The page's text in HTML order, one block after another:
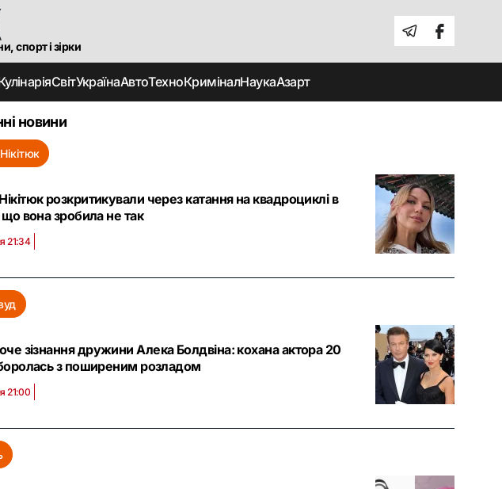
спорт і зірки
СвітУкраїнаАвтоТехноКриміналНаукаАзарт
новини
розкритикували через катання на квадроциклі в
що вона зробила не так
21:34
зізнання дружини Алека Болдвіна: кохана актора 20
з поширеним розладом
21:00